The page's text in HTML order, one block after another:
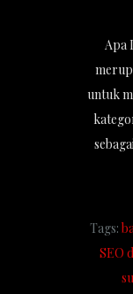
Apa
untuk
Tags:
SEO